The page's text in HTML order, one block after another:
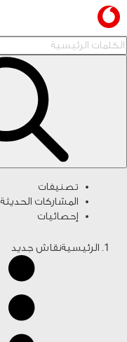
تصنيفات
المشاركات الحديثة
إحصائيات
الرئيسيةنقاش جديد